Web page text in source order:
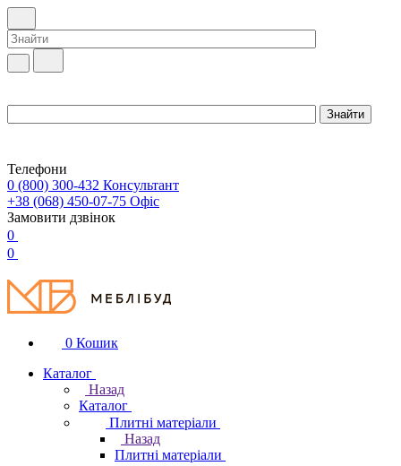
Телефони
0 (800) 300-432 Консультант
+38 (068) 450-07-75 Офіс
Замовити дзвінок
0
0
0 Кошик
Каталог
Назад
Каталог
Плитні матеріали
Назад
Плитні матеріали